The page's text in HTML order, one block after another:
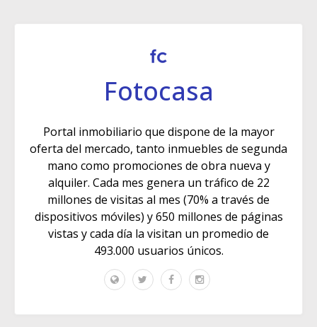
Fotocasa
Portal inmobiliario que dispone de la mayor
oferta del mercado, tanto inmuebles de segunda
mano como promociones de obra nueva y
alquiler. Cada mes genera un tráfico de 22
millones de visitas al mes (70% a través de
dispositivos móviles) y 650 millones de páginas
vistas y cada día la visitan un promedio de
493.000 usuarios únicos.